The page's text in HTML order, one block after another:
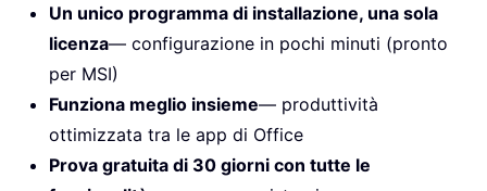
Un unico programma di installazione, una sola
licenza— configurazione in pochi minuti (pronto
per MSI)
Funziona meglio insieme— produttività
ottimizzata tra le app di Office
Prova gratuita di 30 giorni con tutte le